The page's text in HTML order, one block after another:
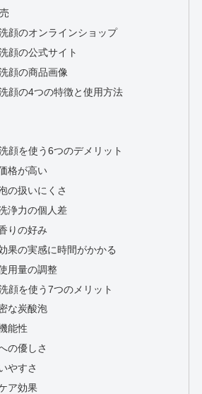
顔のオンラインショップ
顔の公式サイト
顔の商品画像
顔の4つの特徴と使用方法
顔を使う6つのデメリット
格が高い
の扱いにくさ
浄力の個人差
りの好み
果の実感に時間がかかる
用量の調整
顔を使う7つのメリット
な炭酸泡
能性
の優しさ
やすさ
ア効果